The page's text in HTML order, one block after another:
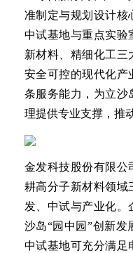
准制定与规划设计核
中试基地与重点实验
新材料、精细化工三
安全可控的现代化产
条服务能力，为立沙
理提供专业支撑，推
金发科技股份有限公
耕高分子新材料领域
发、中试与产业化。
沙岛“园中园”创新发
中试基地可充分满足